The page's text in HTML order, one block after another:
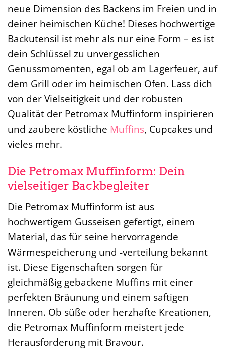
neue Dimension des Backens im Freien und in
deiner heimischen Küche! Dieses hochwertige
Backutensil ist mehr als nur eine Form – es ist
dein Schlüssel zu unvergesslichen
Genussmomenten, egal ob am Lagerfeuer, auf
dem Grill oder im heimischen Ofen. Lass dich
von der Vielseitigkeit und der robusten
Qualität der Petromax Muffinform inspirieren
und zaubere köstliche Muffins, Cupcakes und
vieles mehr.
Die Petromax Muffinform: Dein
vielseitiger Backbegleiter
Die Petromax Muffinform ist aus
hochwertigem Gusseisen gefertigt, einem
Material, das für seine hervorragende
Wärmespeicherung und -verteilung bekannt
ist. Diese Eigenschaften sorgen für
gleichmäßig gebackene Muffins mit einer
perfekten Bräunung und einem saftigen
Inneren. Ob süße oder herzhafte Kreationen,
die Petromax Muffinform meistert jede
Herausforderung mit Bravour.